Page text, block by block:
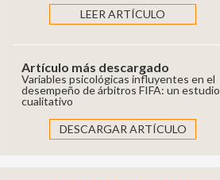
LEER ARTÍCULO
Artículo más descargado
Variables psicológicas influyentes en el
desempeño de árbitros FIFA: un estudio
cualitativo
DESCARGAR ARTÍCULO